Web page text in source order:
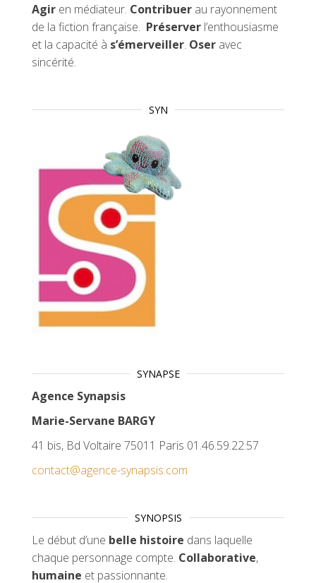
Agir en médiateur. Contribuer au rayonnement
de la fiction française. Préserver l’enthousiasme
et la capacité à s’émerveiller. Oser avec
sincérité.
SYN
SYNAPSE
Agence Synapsis
Marie-Servane BARGY
41 bis, Bd Voltaire 75011 Paris 01.46.59.22.57
contact@agence-synapsis.com
SYNOPSIS
Le début d’une belle histoire dans laquelle
chaque personnage compte. Collaborative,
humaine et passionnante.